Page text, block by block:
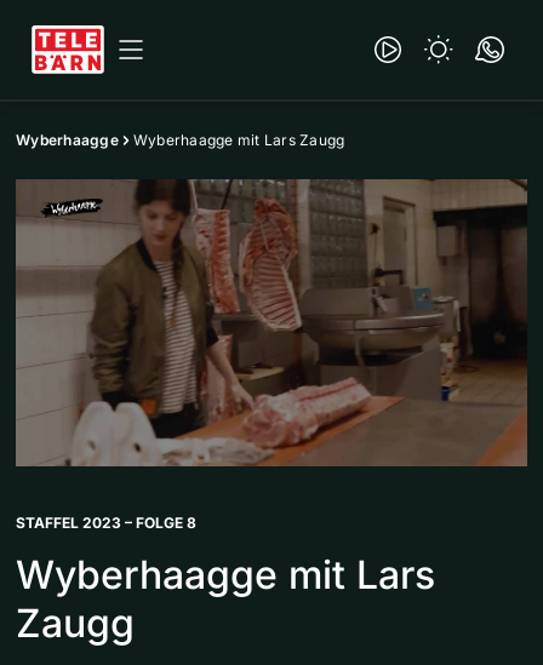
Wyberhaagge Wyberhaagge mit Lars Zaugg
STAFFEL 2023 – FOLGE 8
Wyberhaagge mit Lars
Zaugg